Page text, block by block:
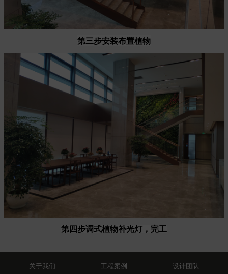
第三步安装布置植物
第四步调式植物补光灯，完工
关于我们 工程案例 设计团队